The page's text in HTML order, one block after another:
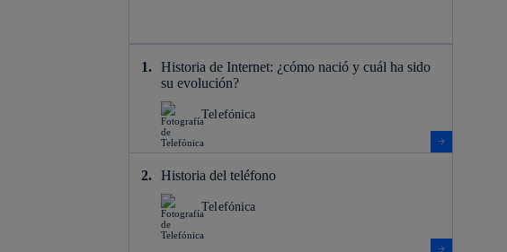
Historia de Internet: ¿cómo nació y cuál ha sido
su evolución?
Telefónica
Historia del teléfono
Telefónica